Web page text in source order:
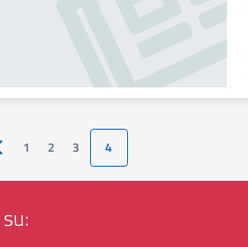
precedente
1 2 3 4